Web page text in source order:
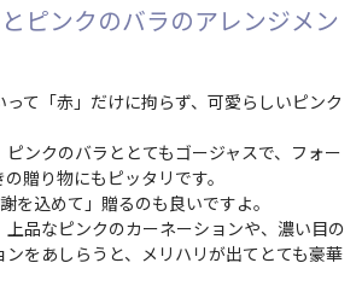
ピンクのバラのアレンジメン
て「赤」だけに拘らず、可愛らしいピンク
ンクのバラととてもゴージャスで、フォー
贈り物にもピッタリです。
を込めて」贈るのも良いですよ。
品なピンクのカーネーションや、濃い目の
ンをあしらうと、メリハリが出てとても豪華